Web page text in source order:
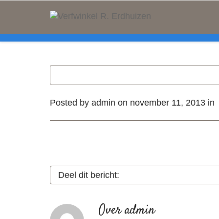
. Show me all the black
Posted by admin on november 11, 2013 in
Deel dit bericht:
Overadmin